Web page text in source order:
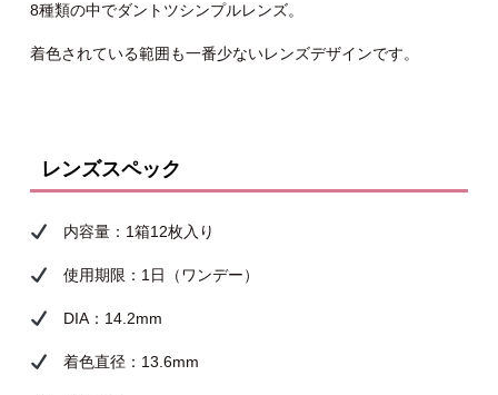
8種類の中でダントツシンプルレンズ。
着色されている範囲も一番少ないレンズデザインです。
レンズスペック
内容量：1箱12枚入り
使用期限：1日（ワンデー）
DIA：14.2mm
着色直径：13.6mm